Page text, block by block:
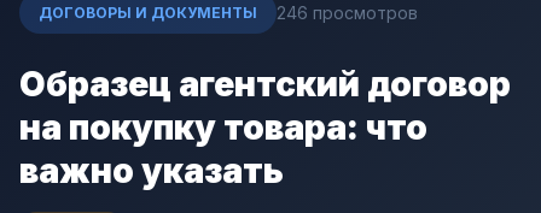
ДОГОВОРЫ И ДОКУМЕНТЫ 246 просмотров
Образец агентский договор
на покупку товара: что
важно указать